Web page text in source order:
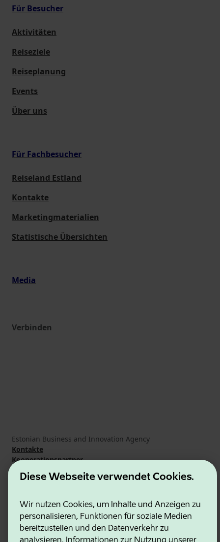
Diese Webseite verwendet Cookies.
Wir nutzen Cookies, um Inhalte und Anzeigen zu
personalisieren, Funktionen für soziale Medien
bereitzustellen und den Datenverkehr zu
Für Besucher
Aktivitäten
Reiseziele
Reiseplanung
Events
Über uns
Für Fachbesucher
Reiseland Estland
Kontakte
Marketingmaterialien
Statistische Übersichten
Media
Verbinden
Estonian Business and Innovation Agency
Kontakte
Kooperationspartner
Nutzungsbedingungen
Cookie- und Datenschutzrichtlinie